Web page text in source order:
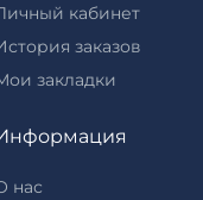
кабинет
заказов
закладки
нас